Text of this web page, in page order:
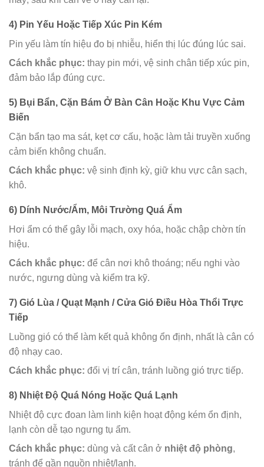
4) Pin Yếu Hoặc Tiếp Xúc Pin Kém
Pin yếu làm tín hiệu đo bị nhiễu, hiển thị lúc đúng lúc sai.
Cách khắc phục: thay pin mới, vệ sinh chân tiếp xúc pin,
đảm bảo lắp đúng cực.
5) Bụi Bẩn, Cặn Bám Ở Bàn Cân Hoặc Khu Vực Cảm
Biến
Cặn bẩn tạo ma sát, kẹt cơ cấu, hoặc làm tải truyền xuống
cảm biến không chuẩn.
Cách khắc phục: vệ sinh định kỳ, giữ khu vực cân sạch,
khô.
6) Dính Nước/Ẩm, Môi Trường Quá Ẩm
Hơi ẩm có thể gây lỗi mạch, oxy hóa, hoặc chập chờn tín
hiệu.
Cách khắc phục: để cân nơi khô thoáng; nếu nghi vào
nước, ngưng dùng và kiểm tra kỹ.
7) Gió Lùa / Quạt Mạnh / Cửa Gió Điều Hòa Thổi Trực
Tiếp
Luồng gió có thể làm kết quả không ổn định, nhất là cân có
độ nhạy cao.
Cách khắc phục: đổi vị trí cân, tránh luồng gió trực tiếp.
8) Nhiệt Độ Quá Nóng Hoặc Quá Lạnh
Nhiệt độ cực đoan làm linh kiện hoạt động kém ổn định,
lạnh còn dễ tạo ngưng tụ ẩm.
Cách khắc phục: dùng và cất cân ở nhiệt độ phòng,
tránh để gần nguồn nhiệt/lạnh.